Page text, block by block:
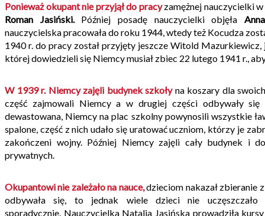
Ponieważ okupant nie przyjął do pracyzamężnej nauczycielki
Roman Jasiński.Później posadę nauczycielki objęła
nauczycielska pracowała do roku 1944, wtedy też Kocudza
1940 r. do pracy został przyjęty jeszcze Witold
której dowiedzieli się Niemcy musiał zbiec 22 lutego 1941 r.,
W 1939 r. Niemcy zajęli budynek szkołyna koszary dla swoich
część zajmowali Niemcy a w drugiej części odbywały
dewastowana, Niemcy na plac szkolny powynosili wszystkie
spalone, część z nich udało się uratować uczniom, którzy je
zakończeni wojny. Później Niemcy zajęli cały budynek i
prywatnych.
Okupantowi nie zależało na nauce,dzieciom nakazał zbieranie
odbywała się, to jednak wiele dzieci nie
sporadycznie. Nauczycielka Natalia Jasińska prowadziła